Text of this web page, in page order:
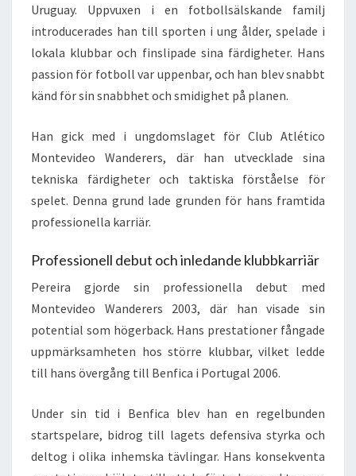
Uruguay. Uppvuxen i en fotbollsälskande familj
introducerades han till sporten i ung ålder, spelade i
lokala klubbar och finslipade sina färdigheter. Hans
passion för fotboll var uppenbar, och han blev snabbt
känd för sin snabbhet och smidighet på planen.
Han gick med i ungdomslaget för Club Atlético
Montevideo Wanderers, där han utvecklade sina
tekniska färdigheter och taktiska förståelse för
spelet. Denna grund lade grunden för hans framtida
professionella karriär.
Professionell debut och inledande klubbkarriär
Pereira gjorde sin professionella debut med
Montevideo Wanderers 2003, där han visade sin
potential som högerback. Hans prestationer fångade
uppmärksamheten hos större klubbar, vilket ledde
till hans övergång till Benfica i Portugal 2006.
Under sin tid i Benfica blev han en regelbunden
startspelare, bidrog till lagets defensiva styrka och
deltog i olika inhemska tävlingar. Hans konsekventa